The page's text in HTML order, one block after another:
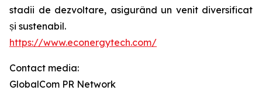
stadii de dezvoltare, asigurând un venit diversificat
și sustenabil.
https://www.econergytech.com/
Contact media:
GlobalCom PR Network